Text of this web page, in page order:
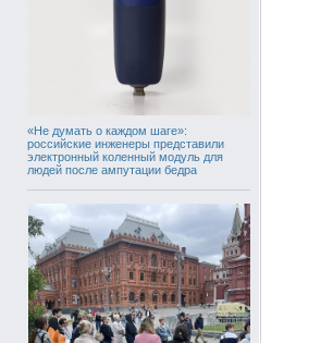
«Не думать о каждом шаге»:
российские инженеры представили
электронный коленный модуль для
людей после ампутации бедра